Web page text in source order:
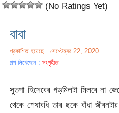
(No Ratings Yet)
বাবা
প্রকাশিত হয়েছে : সেপ্টেম্বর 22, 2020
গল্প লিখেছেন :সংগৃহীত
সুতপা হিসেবের গড়মিলটা মিলবে না
থেকে শেষাবধি তার ছকে বাঁধা